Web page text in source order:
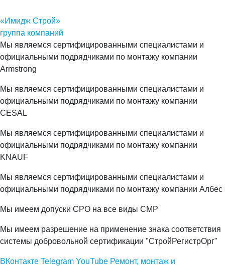
«Имидж Строй»
группа компаний
Мы являемся сертифицированными специалистами и
официальными подрядчиками по монтажу компании
Armstrong
Мы являемся сертифицированными специалистами и
официальными подрядчиками по монтажу компании
CESAL
Мы являемся сертифицированными специалистами и
официальными подрядчиками по монтажу компании
KNAUF
Мы являемся сертифицированными специалистами и
официальными подрядчиками по монтажу компании Албес
Мы имеем допуски СРО на все виды СМР
Мы имеем разрешение на применение знака соответствия
системы добровольной сертификации "СтройРегистрОрг"
ВКонтакте Telegram YouTube Ремонт, монтаж и